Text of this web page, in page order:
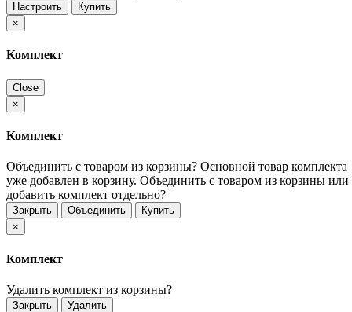
Настроить
Купить
×
Комплект
Close
×
Комплект
Объединить с товаром из корзины? Основной товар комплекта
уже добавлен в корзину. Объединить с товаром из корзины или
добавить комплект отдельно?
Закрыть Объединить
Купить
×
Комплект
Удалить комплект из корзины?
Закрыть Удалить